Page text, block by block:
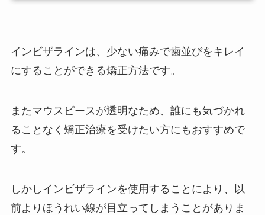
インビザラインは、少ない痛みで歯並びをキレイ
にすることができる矯正方法です。
またマウスピースが透明なため、誰にも気づかれ
ることなく矯正治療を受けたい方にもおすすめで
す。
しかしインビザラインを使用することにより、以
前よりほうれい線が目立ってしまうことがありま